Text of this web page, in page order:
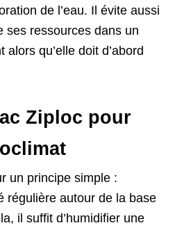
de l’eau. Il évite aussi
ses ressources dans un
qu’elle doit d’abord
Ziploc pour
un principe simple :
régulière autour de la base
il suffit d’humidifier une